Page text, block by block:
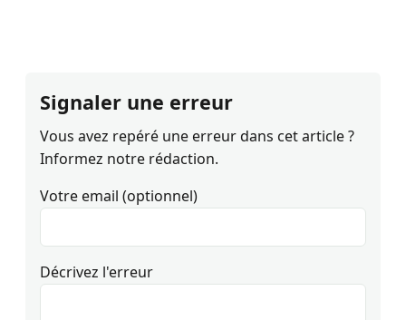
Signaler une erreur
Vous avez repéré une erreur dans cet article ?
Informez notre rédaction.
Votre email (optionnel)
Décrivez l'erreur